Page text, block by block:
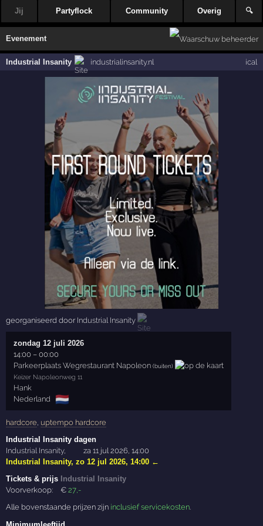
Jij Partyflock Community Overig 🔍
Evenement
Industrial Insanity industrialinsanity.nl ical
georganiseerd door Industrial Insanity
zondag 12 juli 2026
14:00 –00:00
Parkeerplaats Wegrestaurant Napoleon (buiten)
Keizer Napoleonweg 11
Hank
Nederland 🇳🇱
hardcore uptempo hardcore
Industrial Insanity dagen
Industrial Insanity,
za 11 jul 2026, 14:00
Industrial Insanity,zo 12 jul 2026, 14:00 ←
Tickets & prijs Industrial Insanity
Voorverkoop:
€27,-
Alle bovenstaande prijzen zijn inclusief servicekosten.
Minimumleeftijd